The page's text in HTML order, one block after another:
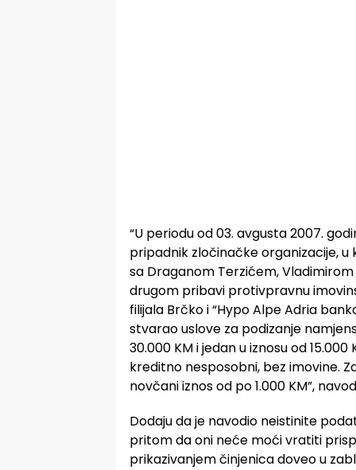
“U periodu od 03. avgusta 2007.
pripadnik zločinačke organizacije, u
sa Draganom Terzićem,
drugom pribavi protivpravnu
filijala Brčko i “Hypo Alpe Adria
stvarao uslove za podizanje
30.000 KM i jedan u iznosu od
kreditno nesposobni, bez imovine.
novčani iznos od po 1.000 KM”,
Dodaju da je navodio neistinite
pritom da oni neće moći vratiti
prikazivanjem činjenica doveo u